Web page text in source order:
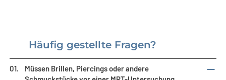
Häufig gestellte Fragen?
01.
Müssen Brillen, Piercings oder andere